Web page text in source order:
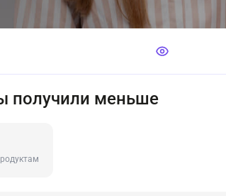
получили меньше